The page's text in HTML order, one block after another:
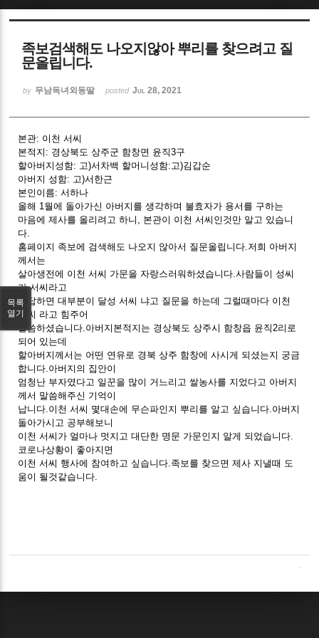
족보검색해도 나오지않아 뿌리를 찾으려고 질
문올립니다.
by 무남독녀외동딸 posted Jul 28, 2021
본관: 이천 서씨
본적지: 경상북도 상주군 함창면 윤직3구
할아버지성함: 고)서차백 할머니성함:고)김갑순
아버지 성함: 고)서한근
본인이름: 서하나
올해 1월에 돌아가신 아버지를 생각하며 불효자가 용서를 구하는
마음에 제사를 올리려고 하니, 본관이 이천 서씨인것만 알고 있습니
다.
홈페이지 족보에 검색해도 나오지 않아서 질문올립니다.저희 아버지
께서는
살아생전에 이천 서씨 가문을 자랑스러워하셨습니다.사람들이 성씨
가 서씨라고
대답하면 대부분이 달성 서씨 냐고 질문을 하는데 그럴때마다 이천
서씨 라고 힘주어
말씀하셨습니다.아버지본적지는 경상북도 상주시 함창읍 윤직2리로
되어 있는데
할아버지께서는 어떤 연유로 경북 상주 함창에 사시게 되셨는지 궁금
합니다.아버지의 집안이
엄청난 부자였다고 일꾼을 많이 거느리고 쌀농사를 지었다고 아버지
께서 말씀해주신 기억이
납니다.이천 서씨 몇대손에 무슨파인지 뿌리를 알고 싶습니다.아버지
돌아가시고 공부해보니
이천 서씨가 얼마나 멋지고 대단한 명문 가문인지 알게 되었습니다.
코로나상황이 좋아지면
이천 서씨 행사에 참여하고 싶습니다.족보를 찾으면 제사 지낼때 도
움이 될것같습니다.
목록
열기
Sketchbook5, 스케치북5
Sketchbook5, 스케치북5